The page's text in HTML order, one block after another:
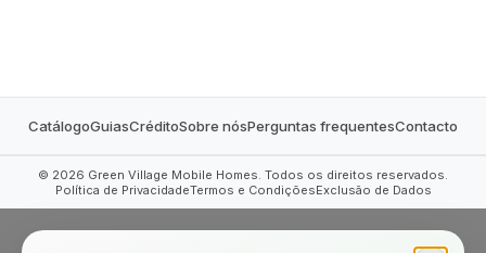
CatálogoGuiasCréditoSobre nósPerguntas frequentesContacto
© 2026 Green Village Mobile Homes. Todos os direitos reservados.
Política de PrivacidadeTermos e CondiçõesExclusão de Dados